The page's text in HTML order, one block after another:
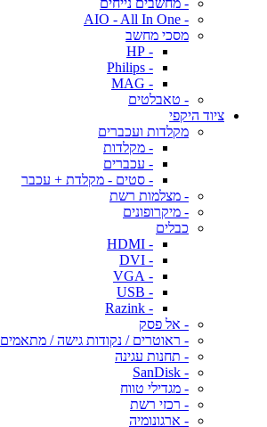
- מחשבים נייחים
- AIO - All In One
מסכי מחשב
- HP
- Philips
- MAG
- טאבלטים
ציוד היקפי
מקלדות ועכברים
- מקלדות
- עכברים
- סטים - מקלדת + עכבר
- מצלמות רשת
- מיקרופונים
כבלים
- HDMI
- DVI
- VGA
- USB
- Razink
- אל פסק
- ראוטרים / נקודות גישה / מתאמים
- תחנות עגינה
- SanDisk
- מגדילי טווח
- רכזי רשת
- ארגונומיה